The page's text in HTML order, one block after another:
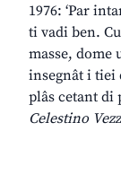
1976: ‘Par
ti vadi ben.
masse, dome
insegnât i tiei
plâs cetant di
Celestino